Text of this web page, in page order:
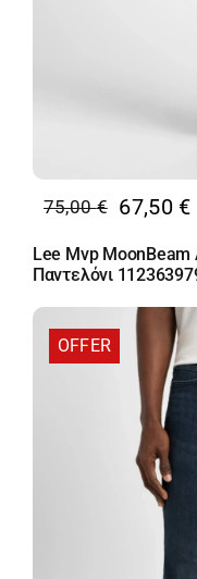
75,00€
Original
price
was:
67,50 €
Η
τρέχουσα
τιμή
67,50 €.
Lee Mvp MoonBeam
Παντελόνι
OFFER